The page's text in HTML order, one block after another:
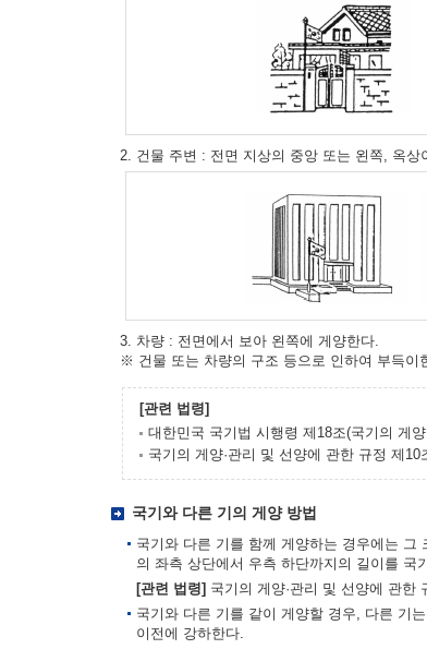
2. 건물 주변 : 전면 지상의 중앙 또는 왼쪽, 옥
3. 차량 : 전면에서 보아 왼쪽에 게양한다.
※ 건물 또는 차량의 구조 등으로 인하여 부득이
[관련 법령]
대한민국 국기법 시행령 제18조(국기의 게
국기의 게양·관리 및 선양에 관한 규정 제
국기와 다른 기의 게양 방법
국기와 다른 기를 함께 게양하는 경우에는 그
의 좌측 상단에서 우측 하단까지의 길이를 국
[관련 법령] 국기의 게양·관리 및 선양에 관한
국기와 다른 기를 같이 게양할 경우, 다른 기
이전에 강하한다.